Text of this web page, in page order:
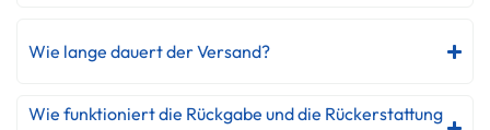
Wie lange dauert der Versand?
Wie funktioniert die Rückgabe und die Rückerstattung